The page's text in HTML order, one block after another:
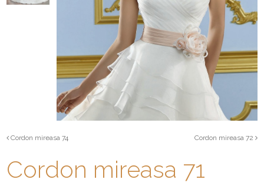
Cordon mireasa 74 Cordon mireasa 72
Cordon mireasa 71